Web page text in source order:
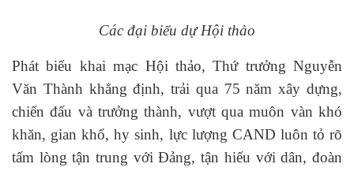
Các đại biểu dự Hội thảo
Phát biểu khai mạc Hội thảo, Thứ trưởng Nguyễn
Văn Thành khẳng định, trải qua 75 năm xây dựng,
chiến đấu và trưởng thành, vượt qua muôn vàn khó
khăn, gian khổ, hy sinh, lực lượng CAND luôn tỏ rõ
tấm lòng tận trung với Đảng, tận hiếu với dân, đoàn